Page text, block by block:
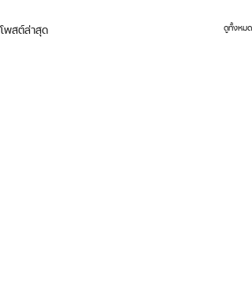
โพสต์ล่าสุด ดูทั้งหมด